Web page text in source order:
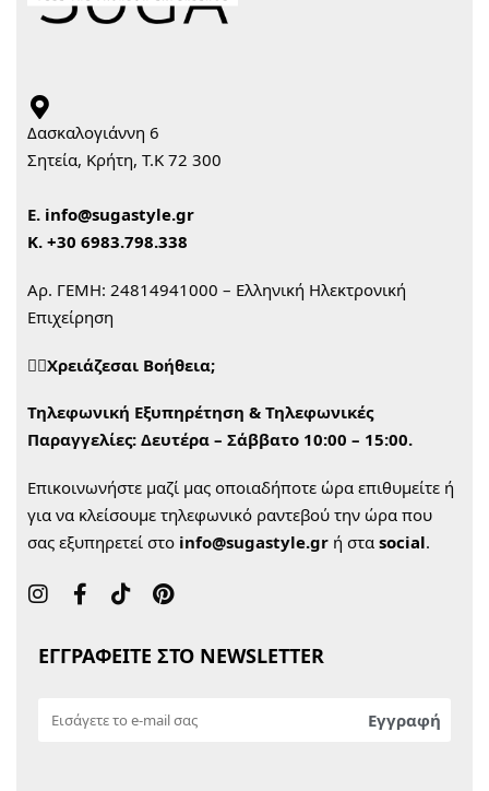
Δασκαλογιάννη 6
Σητεία, Κρήτη, Τ.Κ 72 300
Ε. info@sugastyle.gr
Κ. +30 6983.798.338
Αρ. ΓΕΜΗ: 24814941000 – Ελληνική Ηλεκτρονική
Επιχείρηση
🙋‍♀️Χρειάζεσαι Βοήθεια;
Τηλεφωνική Εξυπηρέτηση & Τηλεφωνικές
Παραγγελίες: Δευτέρα – Σάββατο 10:00 – 15:00.
Επικοινωνήστε μαζί μας οποιαδήποτε ώρα επιθυμείτε ή
για να κλείσουμε τηλεφωνικό ραντεβού την ώρα που
σας εξυπηρετεί στο info@sugastyle.gr ή στα social.
ΕΓΓΡΑΦΕΙΤΕ ΣΤΟ NEWSLETTER